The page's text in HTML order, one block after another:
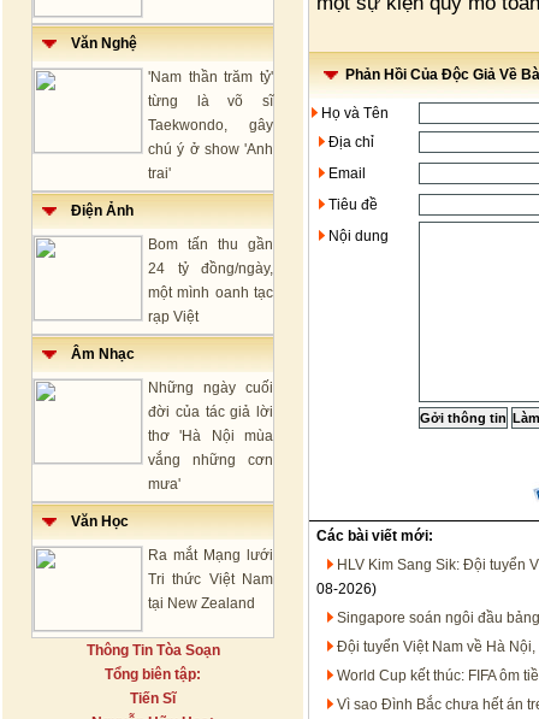
Văn Nghệ
'Nam thần trăm tỷ'
từng là võ sĩ
Taekwondo, gây
chú ý ở show 'Anh
trai'
Điện Ảnh
Bom tấn thu gần
24 tỷ đồng/ngày,
một mình oanh tạc
rạp Việt
Âm Nhạc
Những ngày cuối
đời của tác giả lời
thơ 'Hà Nội mùa
vắng những cơn
mưa'
Văn Học
Ra mắt Mạng lưới
Tri thức Việt Nam
tại New Zealand
Thông Tin Tòa Soạn
Tổng biên tập:
Tiến Sĩ
Phản Hồi Của Độc Giả Về
Họ và Tên
Địa chỉ
Email
Tiêu đề
Nội dung
Các bài viết mới:
HLV Kim Sang Sik: Đội tuyển
08-2026)
Singapore soán ngôi đầu
Đội tuyển Việt Nam về Hà
World Cup kết thúc: FIFA ôm
Vì sao Đình Bắc chưa hết án